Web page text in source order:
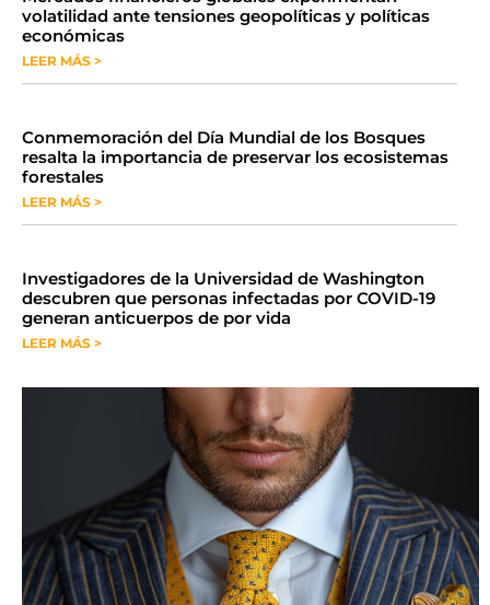
volatilidad ante tensiones geopolíticas y políticas
económicas
LEER MÁS >
Conmemoración del Día Mundial de los Bosques
resalta la importancia de preservar los ecosistemas
forestales
LEER MÁS >
Investigadores de la Universidad de Washington
descubren que personas infectadas por COVID-19
generan anticuerpos de por vida
LEER MÁS >